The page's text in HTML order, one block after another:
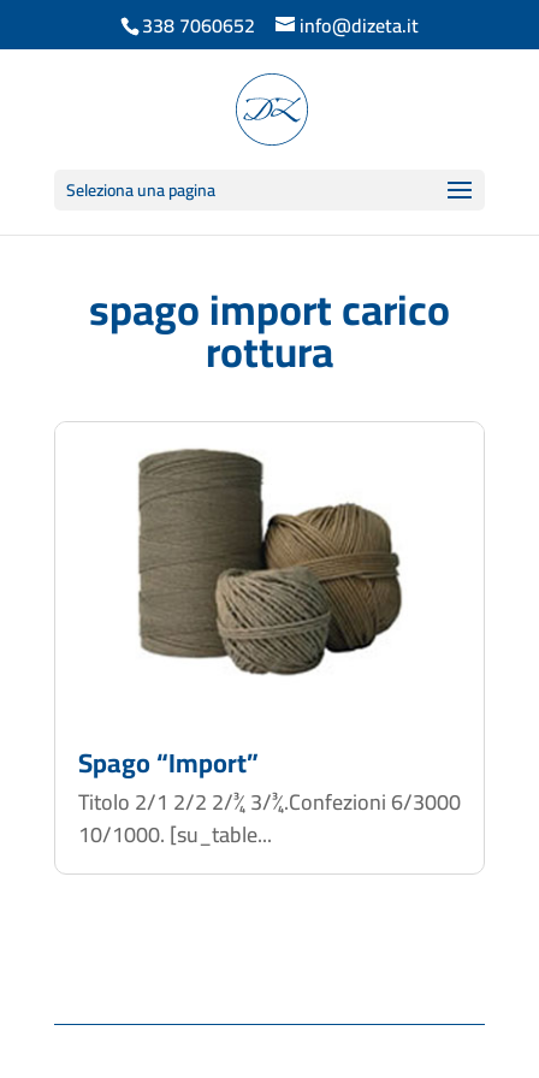
338 7060652 info@dizeta.it
Seleziona una pagina
spago import carico
rottura
Spago “Import”
Titolo 2/1 2/2 2/¾ 3/¾.Confezioni 6/3000
10/1000. [su_table...